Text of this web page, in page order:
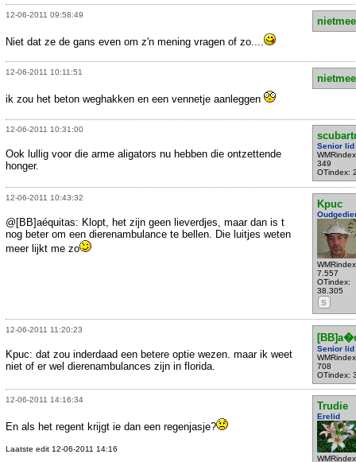
12-06-2011 09:58:49
Niet dat ze de gans even om z'n mening vragen of zo....
12-06-2011 10:11:51
ik zou het beton weghakken en een vennetje aanleggen
12-06-2011 10:31:00
Senior lid
349
OTindex:
Ook lullig voor die arme aligators nu hebben die ontzettende
honger.
12-06-2011 10:43:32
Kpuc
7.557
OTindex:
38.305
S
@[BB]aéquitas: Klopt, het zijn geen lieverdjes, maar dan is t
nog beter om een dierenambulance te bellen. Die luitjes weten
meer lijkt me zo
12-06-2011 11:20:23
Senior lid
708
OTindex:
Kpuc: dat zou inderdaad een betere optie wezen. maar ik weet
niet of er wel dierenambulances zijn in florida.
12-06-2011 14:16:34
Trudie
Erelid
En als het regent krijgt ie dan een regenjasje?
Laatste edit 12-06-2011 14:16